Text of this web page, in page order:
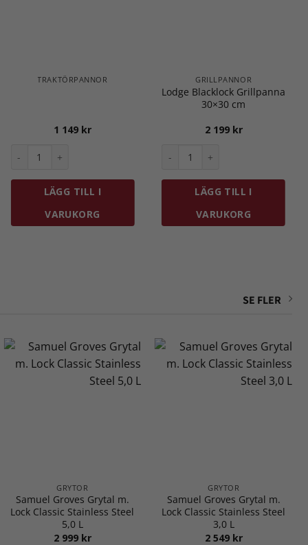
TRAKTÖRPANNOR
1 149 kr
LÄGG TILL I
VARUKORG
GRILLPANNOR
Lodge Blacklock Grillpanna
30×30 cm
2 199 kr
LÄGG TILL I
VARUKORG
SE FLER
GRYTOR
Samuel Groves Grytal m.
Lock Classic Stainless Steel
5,0 L
2 999 kr
GRYTOR
Samuel Groves Grytal m.
Lock Classic Stainless Steel
3,0 L
2 549 kr